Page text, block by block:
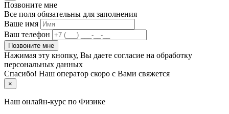
Позвоните мне
Все поля обязательны для заполнения
Ваше имя
Ваш телефон
Позвоните мне
Нажимая эту кнопку, Вы даете согласие на обработку
персональных данных
Спасибо! Наш оператор скоро с Вами свяжется
×
Наш онлайн-курс по Физике